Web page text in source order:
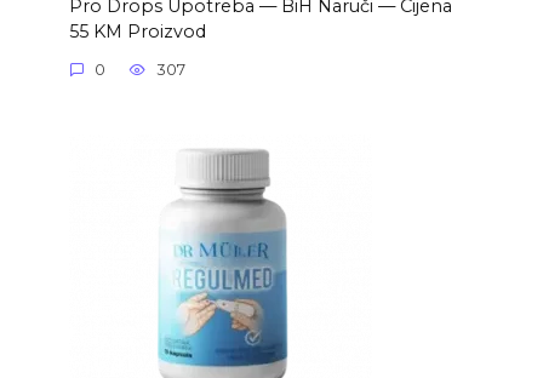
Pro Drops Upotreba — BiH Naruči — Cijena
55 KM Proizvod
0 307